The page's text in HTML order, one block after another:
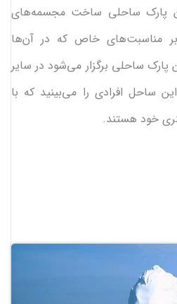
پارک ساحلی ساخت مجسمه‌های
مناسبت‌های خاص که در آن‌ها
ساحلی برگزار می‌شود در سایر
ساحل افرادی را می‌بینید که با
خود هستند.